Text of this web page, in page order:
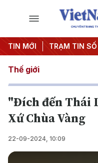
CHUYÊN TRANG
TIN MỚI TRẠM TIN SỐ
#Hội nghị Trung ương 3
Thế giới
"Đích đến Thái
Xứ Chùa Vàng
22-09-2024, 10:09
This